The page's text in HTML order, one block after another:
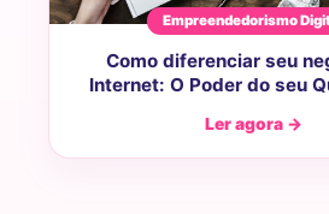
Empreendedorismo
Como diferenciar seu
Internet: O Poder do seu
Ler agora →